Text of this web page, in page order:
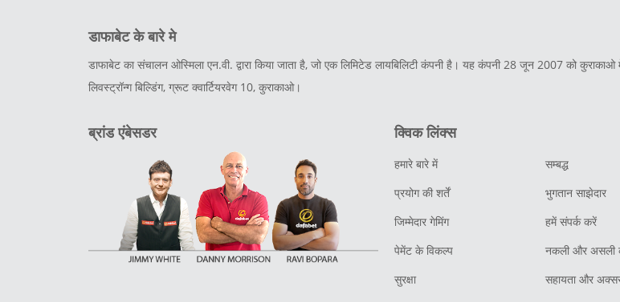
डाफाबेट के बारे मे
डाफाबेट का संचालन ओस्मिला एन.वी. द्वारा किया जाता है, जो एक लिमिटेड लायबिलिटी कंपनी है। यह कंपनी 28 जून 2007 को
लिवस्ट्रॉन्ग बिल्डिंग, ग्रूट क्वार्टियरवेग 10, कुराकाओ।
ब्रांड एंबेसडर क्विक लिंक्स
हमारे बारे में
प्रयोग की शर्तें
जिम्मेदार गेमिंग
पेमेंट के विकल्प
सुरक्षा
सम्बद्ध
भुगतान साझेदार
हमें संपर्क करें
नकली और असली
सहायता और